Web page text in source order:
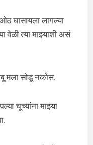
घासायला लागल्या
वेळी त्या माझ्याशी असं
मला सोडू नकोस.
चूच्यांना माझ्या